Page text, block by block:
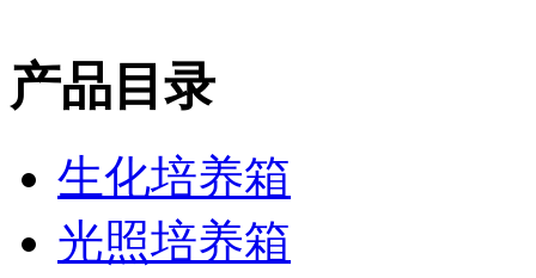
产品目录
生化培养箱
光照培养箱